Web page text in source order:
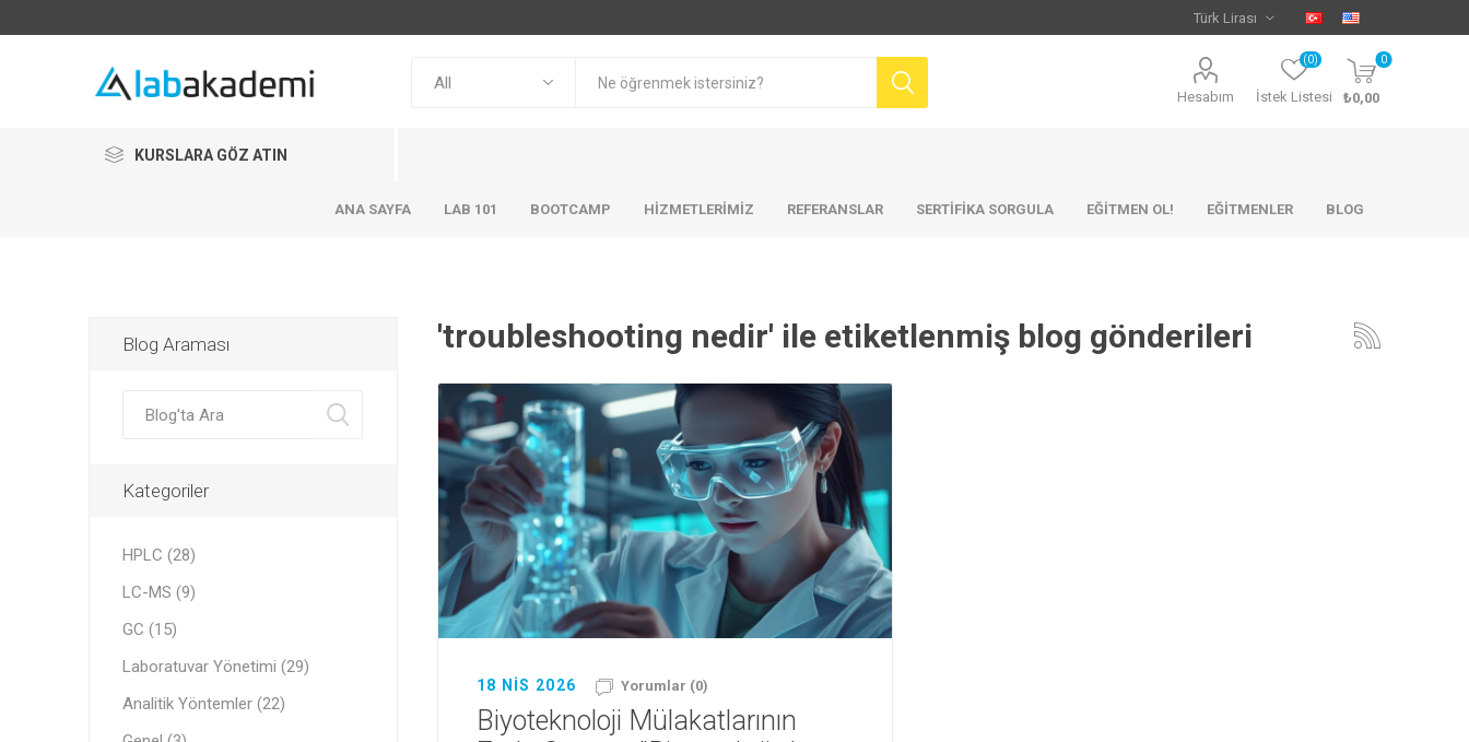
Hesabım İstek Listesi
(0) 0
₺0,00
KURSLARA GÖZ ATIN
ANA SAYFA LAB 101 BOOTCAMP HIZMETLERIMIZ REFERANSLAR SERTİFİKA SORGULA EĞİTMEN OL! EĞİTMENLER BLOG
'troubleshooting nedir' ile etiketlenmiş blog gönderileri
18 NIS 2026 Yorumlar (0)
Biyoteknoloji Mülakatlarının
Blog Araması
Kategoriler
HPLC (28)
LC-MS (9)
GC (15)
Laboratuvar Yönetimi (29)
Analitik Yöntemler (22)